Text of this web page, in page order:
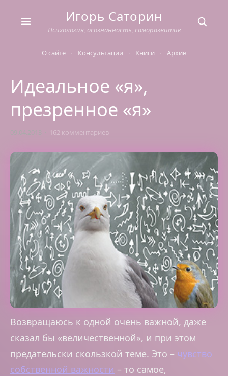
Игорь Саторин
Психология, осознанность, саморазвитие
О сайте Консультации Книги Архив
Идеальное «я»,
презренное «я»
09.04.2013 162 комментариев
Возвращаюсь к одной очень важной, даже
сказал бы «величественной», и при этом
предательски скользкой теме. Это – чувство
собственной важности – то самое,